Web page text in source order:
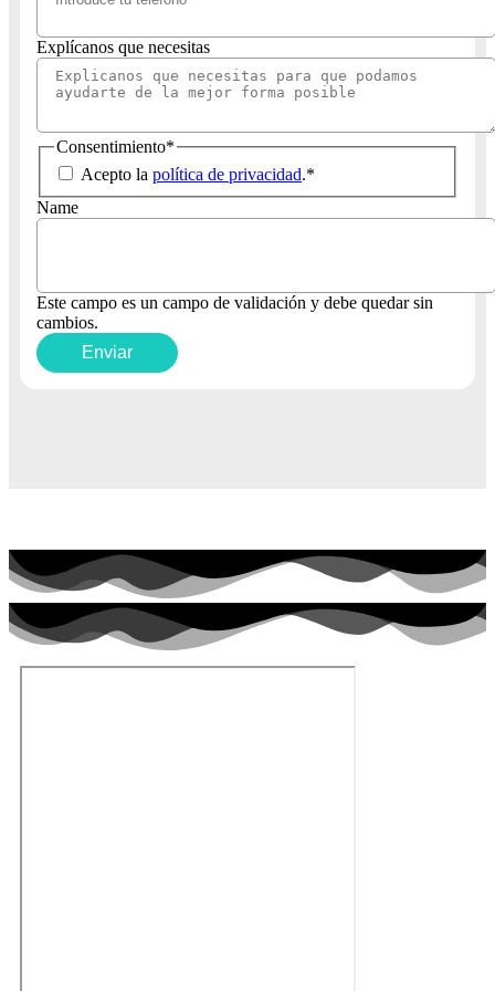
Explícanos que necesitas
Consentimiento*
Acepto la política de privacidad.*
Name
Este campo es un campo de validación y debe quedar sin
cambios.